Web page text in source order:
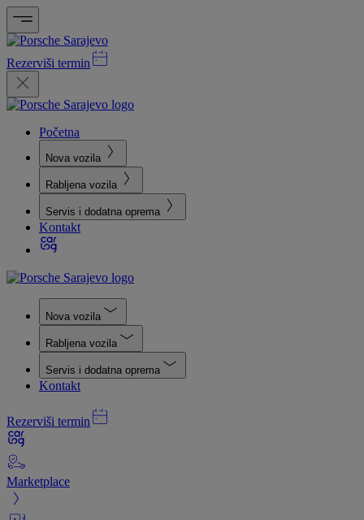
Rezerviši termin
Početna
Nova vozila
Rabljena vozila
Servis i dodatna oprema
Kontakt
Nova vozila
Rabljena vozila
Servis i dodatna oprema
Kontakt
Rezerviši termin
Marketplace